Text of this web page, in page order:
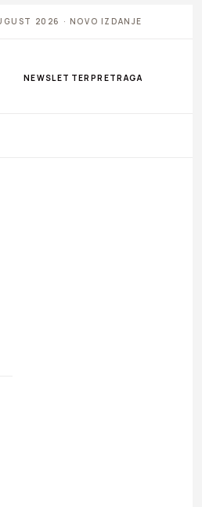
2026 · NOVO IZDANJE
NEWSLETTER PRETRAGA